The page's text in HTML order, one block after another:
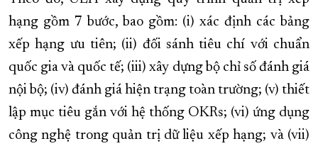
hạng gồm 7 bước, bao gồm: (i) xác định các bảng
xếp hạng ưu tiên; (ii) đối sánh tiêu chí với chuẩn
quốc gia và quốc tế; (iii) xây dựng bộ chỉ số đánh giá
nội bộ; (iv) đánh giá hiện trạng toàn trường; (v) thiết
lập mục tiêu gắn với hệ thống OKRs; (vi) ứng dụng
công nghệ trong quản trị dữ liệu xếp hạng; và (vii)